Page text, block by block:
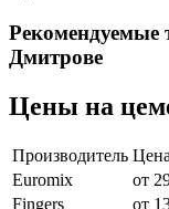
Рекомендуемые
Дмитрове
Цены на
Производитель
Euromix
от
Fingers
от